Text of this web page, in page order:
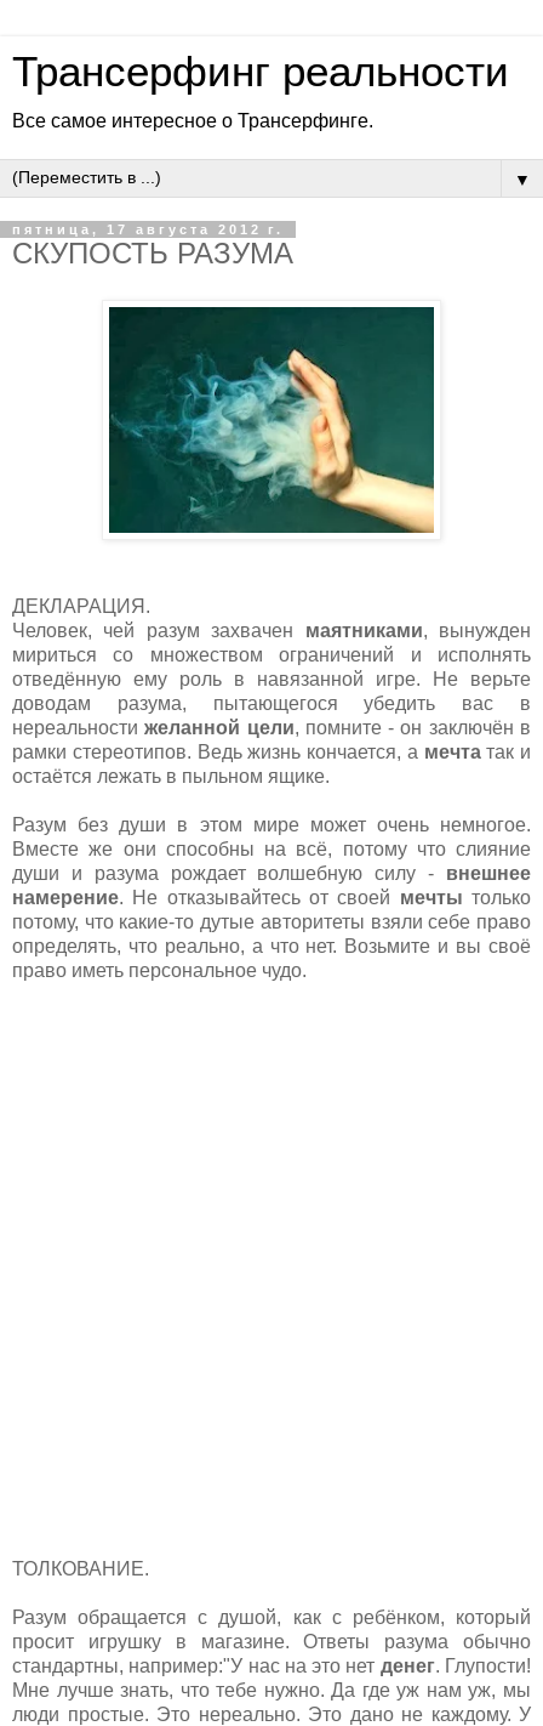
Трансерфинг реальности
Все самое интересное о Трансерфинге.
▼
пятница, 17 августа 2012 г.
СКУПОСТЬ РАЗУМА
ДЕКЛАРАЦИЯ.
Человек, чей разум захвачен маятниками, вынужден
мириться со множеством ограничений и исполнять
отведённую ему роль в навязанной игре. Не верьте
доводам разума, пытающегося убедить вас в
нереальностижеланной цели, помните - он заключён в
рамки стереотипов. Ведь жизнь кончается, а мечтатак и
остаётся лежать в пыльном ящике.
Разум без души в этом мире может очень немногое.
Вместе же они способны на всё, потому что слияние
души и разума рождает волшебную силу - внешнее
намерение. Не отказывайтесь от своей мечты только
потому, что какие-то дутые авторитеты взяли себе право
определять, что реально, а что нет. Возьмите и вы своё
право иметь персональное чудо.
ТОЛКОВАНИЕ.
Разум обращается с душой, как с ребёнком, который
просит игрушку в магазине. Ответы разума обычно
стандартны, например:"У нас на это нет денег. Глупости!
Мне лучше знать, что тебе нужно. Да где уж нам уж, мы
люди простые. Это нереально. Это дано не каждому. У